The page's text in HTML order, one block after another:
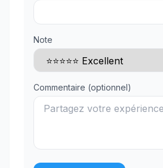
Note
Commentaire (optionnel)